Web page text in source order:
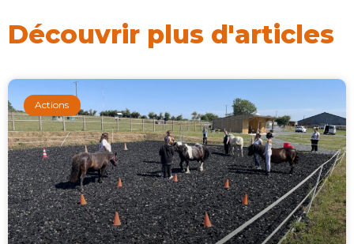
Découvrir plus d'articles
Actions